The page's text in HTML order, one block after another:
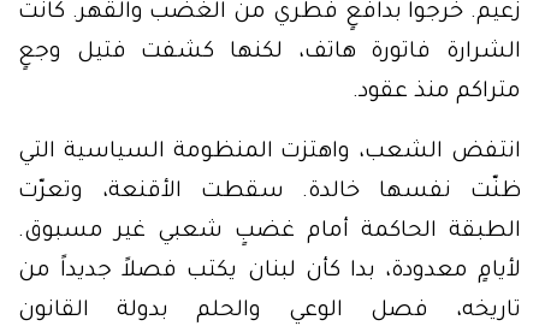
زعيم. خرجوا بدافعٍ فطري من الغضب والقهر. كانت
الشرارة فاتورة هاتف، لكنها كشفت فتيل وجعٍ
متراكم منذ عقود.
انتفض الشعب، واهتزت المنظومة السياسية التي
ظنّت نفسها خالدة. سقطت الأقنعة، وتعرّت
الطبقة الحاكمة أمام غضبٍ شعبي غير مسبوق.
لأيامٍ معدودة، بدا كأن لبنان يكتب فصلاً جديداً من
تاريخه، فصل الوعي والحلم بدولة القانون